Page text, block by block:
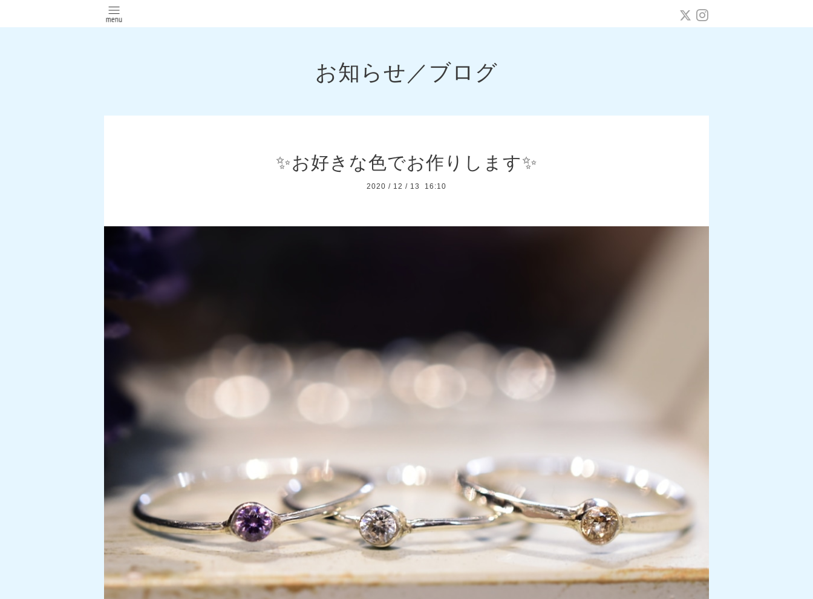
お知らせ／ブログ
✨お好きな色でお作りします✨
2020 / 12 / 13 16:10